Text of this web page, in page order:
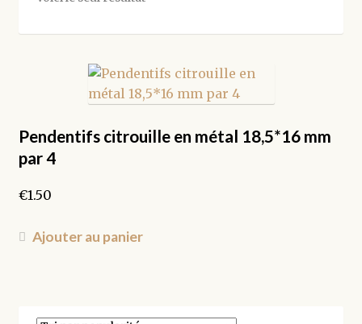
Pendentifs citrouille en métal 18,5*16 mm
par 4
€1.50
Ajouter au panier